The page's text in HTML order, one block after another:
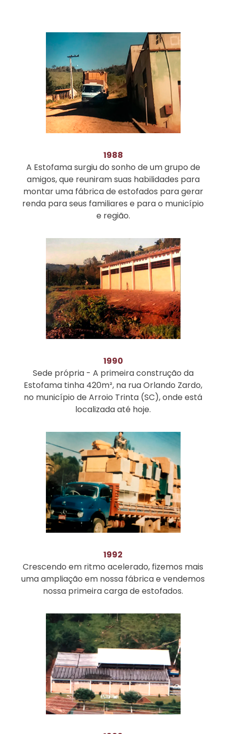
1988
A Estofama surgiu do sonho de um grupo de
amigos, que reuniram suas habilidades para
montar uma fábrica de estofados para gerar
renda para seus familiares e para o município
e região.
1990
Sede própria - A primeira construção da
Estofama tinha 420m², na rua Orlando Zardo,
no município de Arroio Trinta (SC), onde está
localizada até hoje.
1992
Crescendo em ritmo acelerado, fizemos mais
uma ampliação em nossa fábrica e vendemos
nossa primeira carga de estofados.